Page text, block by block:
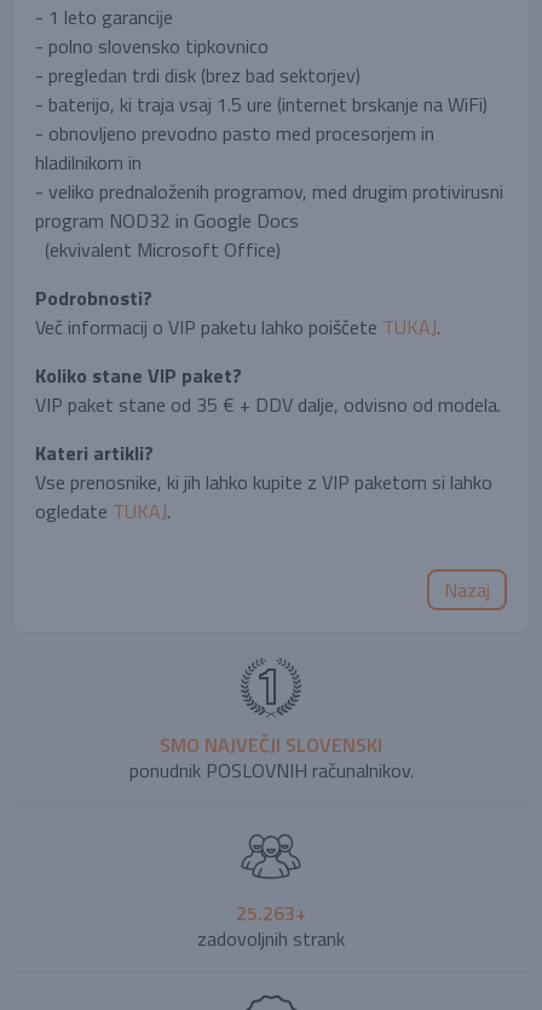
- 1 leto garancije
- polno slovensko tipkovnico
- pregledan trdi disk (brez bad sektorjev)
- baterijo, ki traja vsaj 1.5 ure (internet brskanje na WiFi)
- obnovljeno prevodno pasto med procesorjem in
hladilnikom in
- veliko prednaloženih programov, med drugim protivirusni
program NOD32 in Google Docs
(ekvivalent Microsoft Office)
Podrobnosti?
Več informacij o VIP paketu lahko poiščete TUKAJ.
Koliko stane VIP paket?
VIP paket stane od 35 € + DDV dalje, odvisno od modela.
Kateri artikli?
Vse prenosnike, ki jih lahko kupite z VIP paketom si lahko
ogledate TUKAJ.
Nazaj
SMO NAJVEČJI SLOVENSKI
ponudnik POSLOVNIH računalnikov.
25.263+
zadovoljnih strank